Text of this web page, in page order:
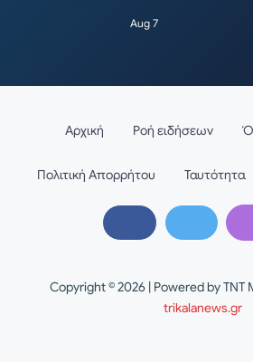
Aug 7
Copyright © 2026 | Powered by TNT
trikalanews.gr
Αρχική Ροή ειδήσεων
Πολιτική Απορρήτου Ταυτότητα